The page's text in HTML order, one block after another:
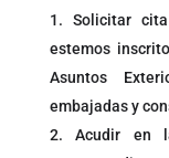
Solicitar
estemos
Asuntos
embajadas y
Acudir en